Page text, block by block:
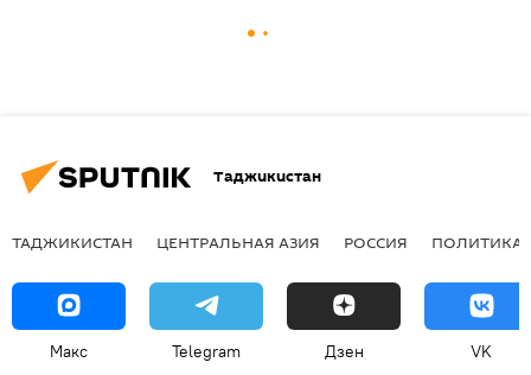
Таджикистан
ТАДЖИКИСТАН ЦЕНТРАЛЬНАЯ АЗИЯ РОССИЯ ПОЛИТИКА
Макс Telegram Дзен VK